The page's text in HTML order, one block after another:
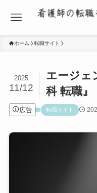
ホーム 転職サイト
エージェ
科 転職』
2025
11/12
広告 転職サイト